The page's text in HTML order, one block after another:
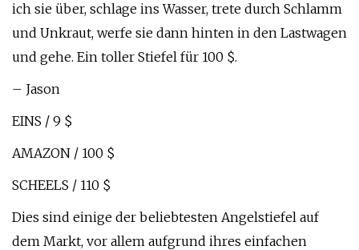
ich sie über, schlage ins Wasser, trete durch Schlamm
und Unkraut, werfe sie dann hinten in den Lastwagen
und gehe. Ein toller Stiefel für 100 $.
– Jason
EINS / 9 $
AMAZON / 100 $
SCHEELS / 110 $
Dies sind einige der beliebtesten Angelstiefel auf
dem Markt, vor allem aufgrund ihres einfachen